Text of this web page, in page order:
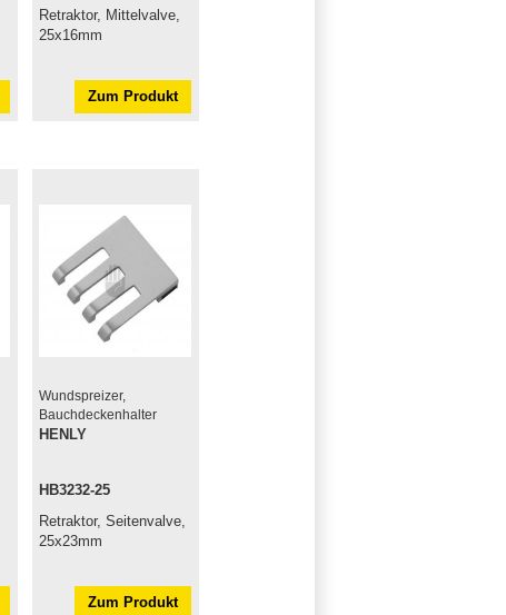
Retraktor, Mittelvalve,
25x16mm
Zum Produkt
Wundspreizer,
Bauchdeckenhalter
HENLY
HB3232-25
Retraktor, Seitenvalve,
25x23mm
Zum Produkt